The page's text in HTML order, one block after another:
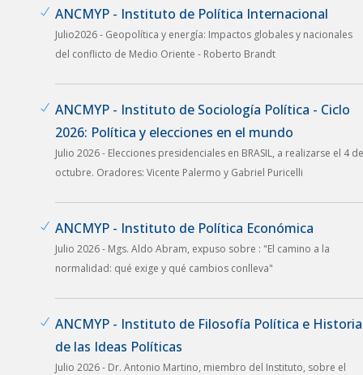
ANCMYP - Instituto de Política Internacional
Julio2026 - Geopolítica y energía: Impactos globales y nacionales
del conflicto de Medio Oriente - Roberto Brandt
ANCMYP - Instituto de Sociología Política - Ciclo
2026: Política y elecciones en el mundo
Julio 2026 - Elecciones presidenciales en BRASIL, a realizarse el 4 de
octubre. Oradores: Vicente Palermo y Gabriel Puricelli
ANCMYP - Instituto de Política Económica
Julio 2026 - Mgs. Aldo Abram, expuso sobre : "El camino a la
normalidad: qué exige y qué cambios conlleva"
ANCMYP - Instituto de Filosofía Política e Historia
de las Ideas Políticas
Julio 2026 - Dr. Antonio Martino, miembro del Instituto, sobre el